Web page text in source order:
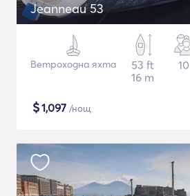
Jeanneau 53
Ветроходна яхта
53 ft
16 m
10
$1,097 /нощ